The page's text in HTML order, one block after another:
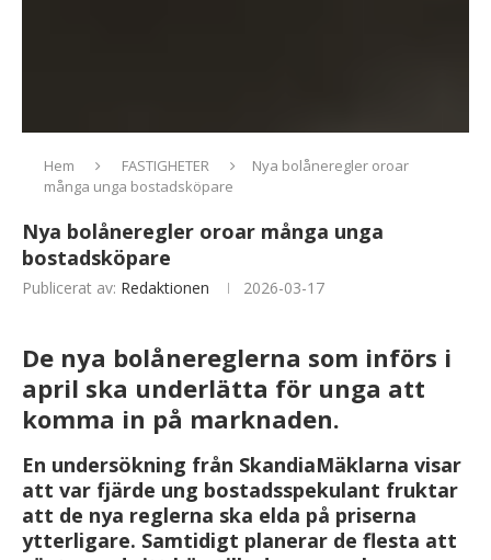
Hem FASTIGHETER
Nya bolåneregler oroar
många unga bostadsköpare
Nya bolåneregler oroar många unga
bostadsköpare
Publicerat av: Redaktionen 2026-03-17
De nya bolånereglerna som införs i
april ska underlätta för unga att
komma in på marknaden.
En undersökning från SkandiaMäklarna visar
att var fjärde ung bostadsspekulant fruktar
att de nya reglerna ska elda på priserna
ytterligare. Samtidigt planerar de flesta att